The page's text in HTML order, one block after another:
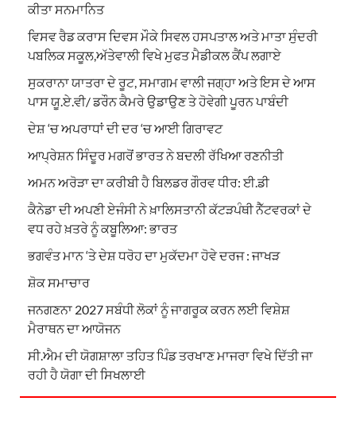
ਕੀਤਾ ਸਨਮਾਨਿਤ
ਵਿਸਵ ਰੈਡ ਕਰਾਸ ਦਿਵਸ ਮੌਕੇ ਸਿਵਲ ਹਸਪਤਾਲ ਅਤੇ ਮਾਤਾ ਸੁੰਦਰੀ
ਪਬਲਿਕ ਸਕੂਲ,ਅੱਤੇਵਾਲੀ ਵਿਖੇ ਮੁਫਤ ਮੈਡੀਕਲ ਕੈਂਪ ਲਗਾਏ
ਸੁਕਰਾਨਾ ਯਾਤਰਾ ਦੇ ਰੂਟ, ਸਮਾਗਮ ਵਾਲੀ ਜਗ੍ਹਾ ਅਤੇ ਇਸ ਦੇ ਆਸ
ਪਾਸ ਯੂ.ਏ.ਵੀ/ ਡਰੌਨ ਕੈਮਰੇ ਉਡਾਉਣ ਤੇ ਹੋਵੇਗੀ ਪੂਰਨ ਪਾਬੰਦੀ
ਦੇਸ਼ ‘ਚ ਅਪਰਾਧਾਂ ਦੀ ਦਰ ‘ਚ ਆਈ ਗਿਰਾਵਟ
ਆਪ੍ਰੇਸ਼ਨ ਸਿੰਦੂਰ ਮਗਰੋਂ ਭਾਰਤ ਨੇ ਬਦਲੀ ਰੱਖਿਆ ਰਣਨੀਤੀ
ਅਮਨ ਅਰੋੜਾ ਦਾ ਕਰੀਬੀ ਹੈ ਬਿਲਡਰ ਗੌਰਵ ਧੀਰ: ਈ.ਡੀ
ਕੈਨੇਡਾ ਦੀ ਅਪਣੀ ਏਜੰਸੀ ਨੇ ਖ਼ਾਲਿਸਤਾਨੀ ਕੱਟੜਪੰਥੀ ਨੈੱਟਵਰਕਾਂ ਦੇ
ਵਧ ਰਹੇ ਖ਼ਤਰੇ ਨੂੰ ਕਬੂਲਿਆ: ਭਾਰਤ
ਭਗਵੰਤ ਮਾਨ ‘ਤੇ ਦੇਸ਼ ਧਰੋਹ ਦਾ ਮੁਕੱਦਮਾ ਹੋਵੇ ਦਰਜ : ਜਾਖੜ
ਸ਼ੋਕ ਸਮਾਚਾਰ
ਜਨਗਣਨਾ 2027 ਸਬੰਧੀ ਲੋਕਾਂ ਨੂੰ ਜਾਗਰੂਕ ਕਰਨ ਲਈ ਵਿਸ਼ੇਸ਼
ਮੈਰਾਥਨ ਦਾ ਆਯੋਜਨ
ਸੀ.ਐਮ ਦੀ ਯੋਗਸ਼ਾਲਾ ਤਹਿਤ ਪਿੰਡ ਤਰਖਾਣ ਮਾਜਰਾ ਵਿਖੇ ਦਿੱਤੀ ਜਾ
ਰਹੀ ਹੈ ਯੋਗਾ ਦੀ ਸਿਖਲਾਈ